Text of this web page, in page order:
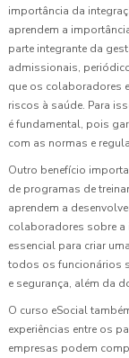
importância da
aprendem a
parte integrante da
admissionais,
que os colaboradores
riscos à saúde. Para
é fundamental, pois
com as normas e
Outro benefício
de programas de
aprendem a
colaboradores sobre
essencial para criar
todos os funcionários
e segurança, além da
O curso eSocial
experiências entre os
empresas podem